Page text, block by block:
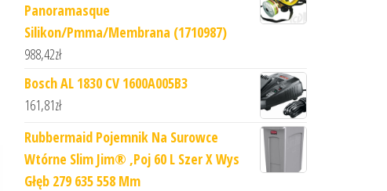
Panoramasque
Silikon/Pmma/Membrana (1710987)
988,42zł
Bosch AL 1830 CV 1600A005B3
161,81zł
Rubbermaid Pojemnik Na Surowce
Wtórne Slim Jim® ,Poj 60 L Szer X Wys
Głęb 279 635 558 Mm